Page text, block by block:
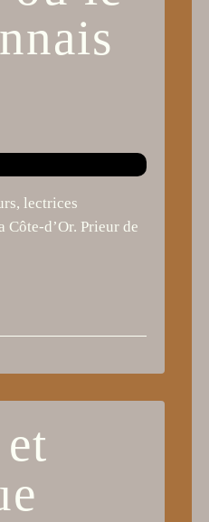
lectrices
d’Or. Prieur de